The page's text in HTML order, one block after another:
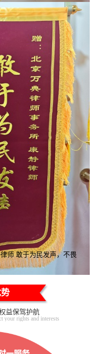
师 敢于为民发声，不畏
益保驾护航
your rights and interests